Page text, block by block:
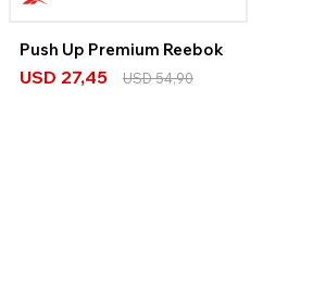
Push Up Premium Reebok
USD 27,45 USD54,90